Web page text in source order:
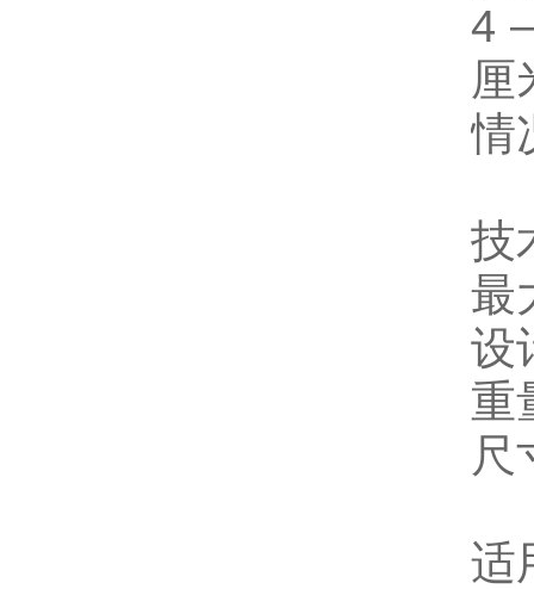
4
厘
情
技
最
设
重
尺
适